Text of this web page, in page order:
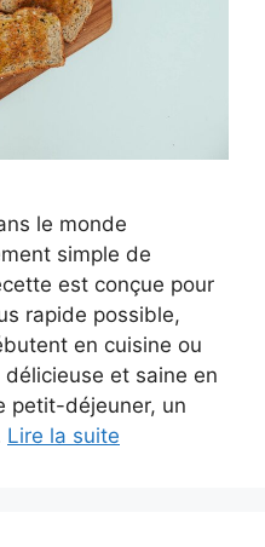
le monde
simple de
est conçue pour
rapide possible,
en cuisine ou
et saine en
petit-déjeuner, un
Lire la suite